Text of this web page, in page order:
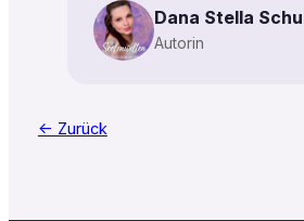
Dana Stella
Autorin
← Zurück